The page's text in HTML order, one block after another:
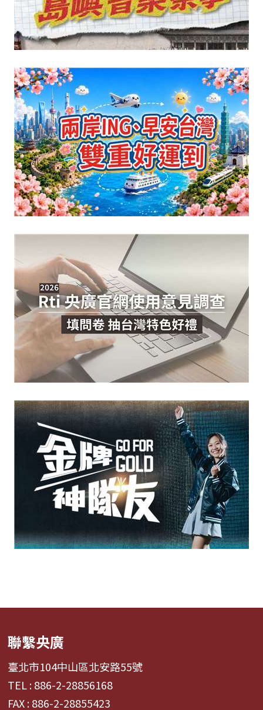
聯繫央廣
臺北市104中山區北安路55號
TEL : 886-2-28856168
FAX : 886-2-28855423